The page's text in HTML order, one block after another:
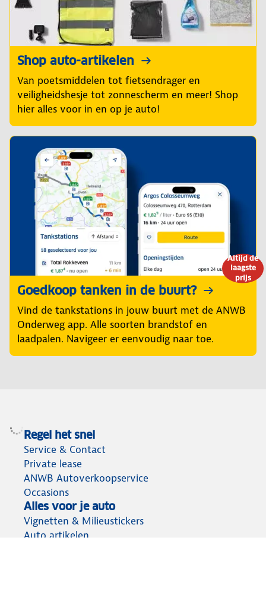
Shop auto-artikelen
Van poetsmiddelen tot fietsendrager en
veiligheidshesje tot zonnescherm en meer! Shop
hier alles voor in en op je auto!
Altijd de
laagste
prijs
Goedkoop tanken in de buurt?
Vind de tankstations in jouw buurt met de ANWB
Onderweg app. Alle soorten brandstof en
laadpalen. Navigeer er eenvoudig naar toe.
Regel het snel
Service & Contact
Private lease
ANWB Autoverkoopservice
Occasions
Alles voor je auto
Vignetten & Milieustickers
Auto artikelen